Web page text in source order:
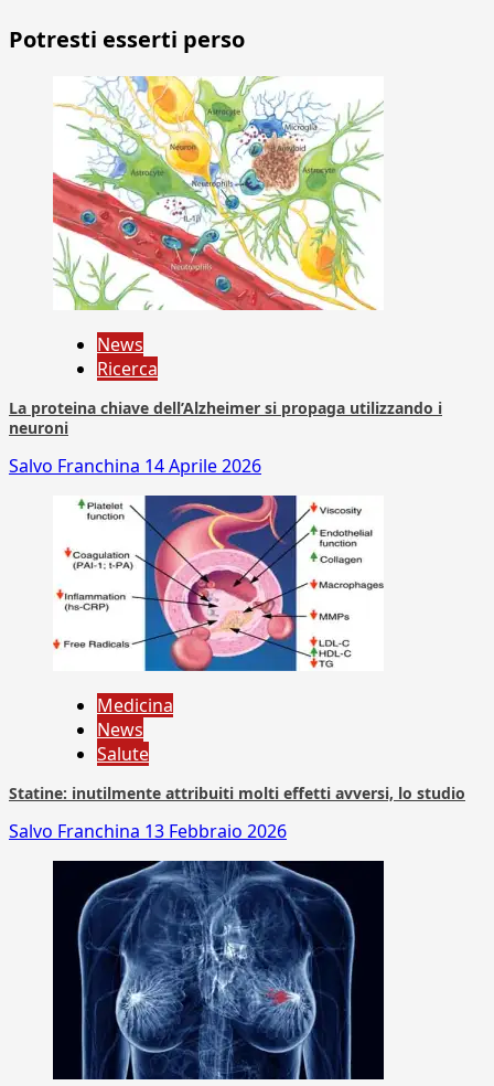
Potresti esserti perso
News
Ricerca
La proteina chiave dell’Alzheimer si propaga utilizzando i
neuroni
Salvo Franchina 14 Aprile 2026
Medicina
News
Salute
Statine: inutilmente attribuiti molti effetti avversi, lo studio
Salvo Franchina 13 Febbraio 2026